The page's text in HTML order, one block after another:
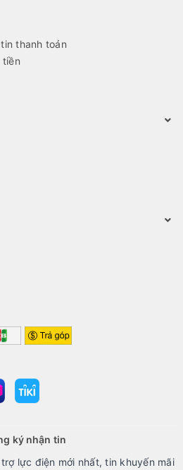
thanh toán
tiền
ký nhận tin
lực điện mới nhất, tin khuyến mãi